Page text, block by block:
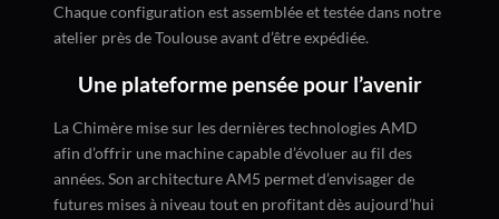
Chaque configuration est assemblée et testée dans notre
atelier près de Toulouse avant d’être expédiée.
Une plateforme pensée pour l’avenir
La Chimère mise sur les dernières technologies AMD
afin d’offrir une machine capable d’évoluer au fil des
années. Son architecture AM5 permet d’envisager de
futures mises à niveau tout en profitant dès aujourd’hui